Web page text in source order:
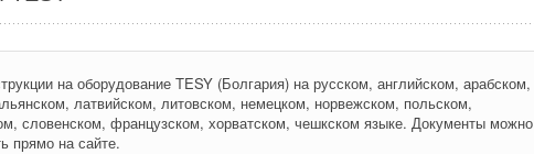
на оборудование TESY (Болгария) на русском, английском, арабском,
латвийском, литовском, немецком, норвежском, польском,
словенском, французском, хорватском, чешкском языке. Документы можно
прямо на сайте.